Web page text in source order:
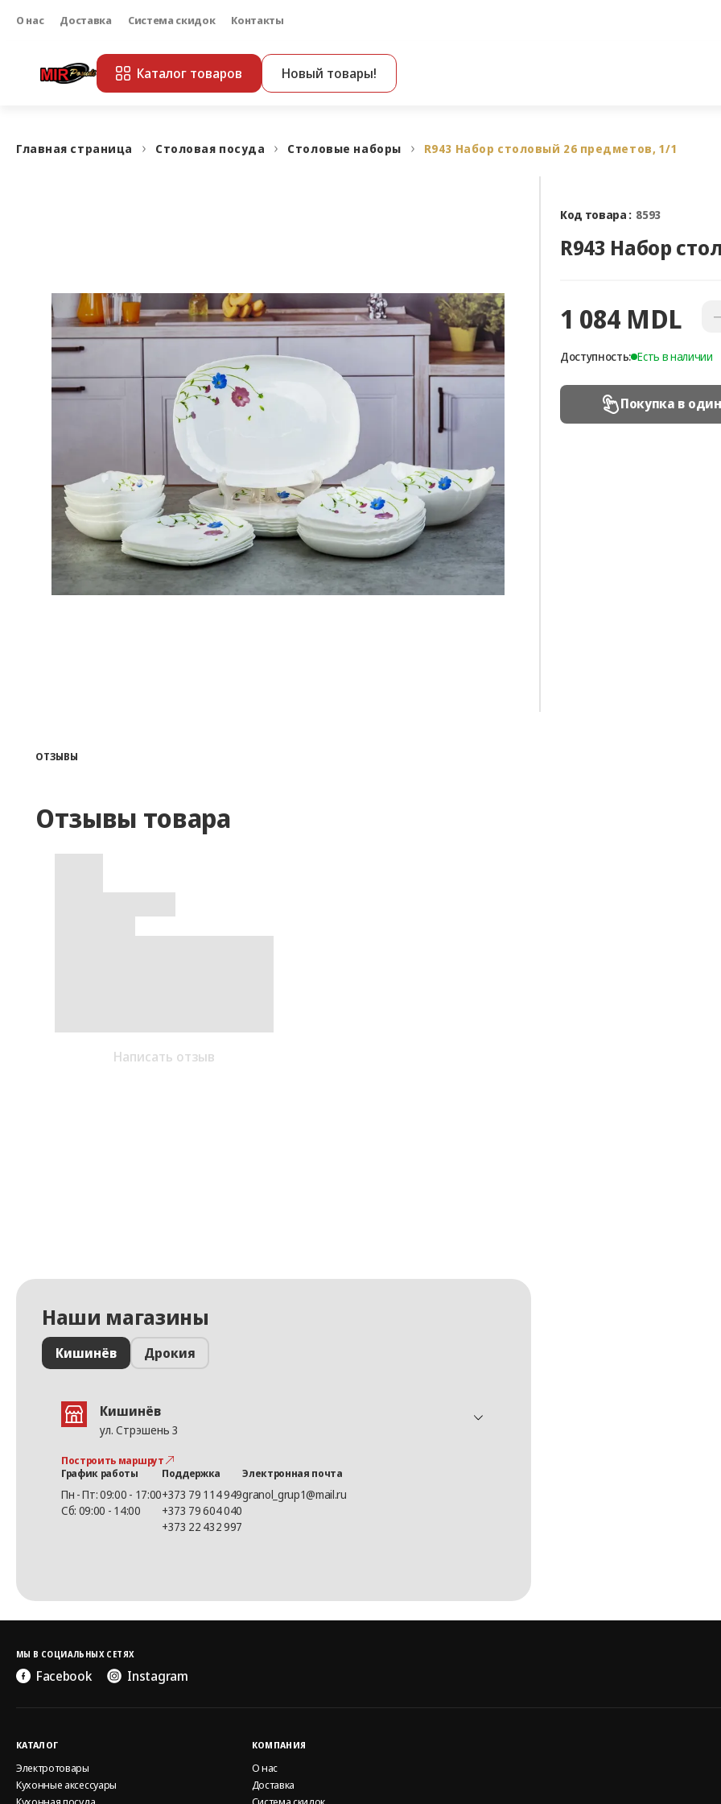
О нас Доставка Система скидок Контакты
Каталог товаров Новый товары!
Главная страница Столовая посуда Столовые наборы R943 Набор столовый 26 предметов, 1/1
Код товара : 8593
R943 Набор
1 084 MDL −
Доступность: Есть в наличии
Покупка в
ОТЗЫВЫ
Отзывы товара
Написать отзыв
Наши магазины
Кишинёв Дрокия
Кишинёв
ул. Стрэшень 3
Построить маршрут
График работы
Пн - Пт: 09:00 - 17:00
Сб: 09:00 - 14:00
Поддержка
+373 79 114 949
+373 79 604 040
+373 22 432 997
Электронная почта
granol_grup1@mail.ru
МЫ В СОЦИАЛЬНЫХ СЕТЯХ
Facebook Instagram
КАТАЛОГ
Электротовары
Кухонные аксессуары
КОМПАНИЯ
О нас
Доставка